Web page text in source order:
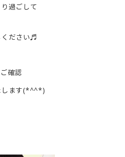
過ごして
ください♬
確認
します(*^^*)